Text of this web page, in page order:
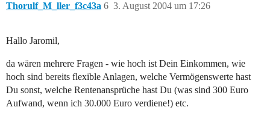
Thorulf_M_ller_f3c43a 3. August 2004 um 17:26
6
Hallo Jaromil,
da wären mehrere Fragen - wie hoch ist Dein Einkommen, wie
hoch sind bereits flexible Anlagen, welche Vermögenswerte hast
Du sonst, welche Rentenansprüche hast Du (was sind 300 Euro
Aufwand, wenn ich 30.000 Euro verdiene!) etc.